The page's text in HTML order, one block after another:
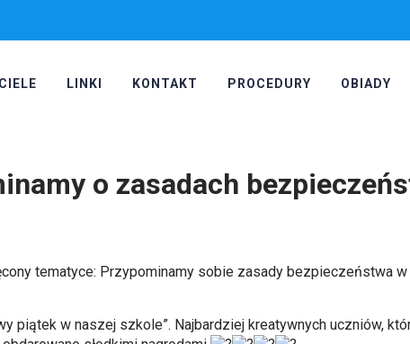
LINKI KONTAKT PROCEDURY OBIADY
o zasadach
tematyce: Przypominamy sobie zasady bezpieczeństwa
piątek w naszej szkole”. Najbardziej kreatywnych uczniów,